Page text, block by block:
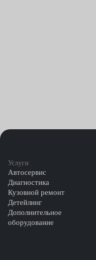
Услуги
Автосервис
Диагностика
Кузовной ремонт
Детейлинг
Дополнительное
оборудование